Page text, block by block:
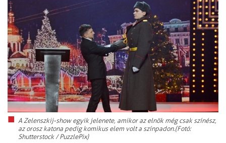
A Zelenszkij-show egyik jelenete, amikor az elnök még csak színész,
az orosz katona pedig komikus elem volt a színpadon.(Fotó:
Shutterstock / PuzzlePix)